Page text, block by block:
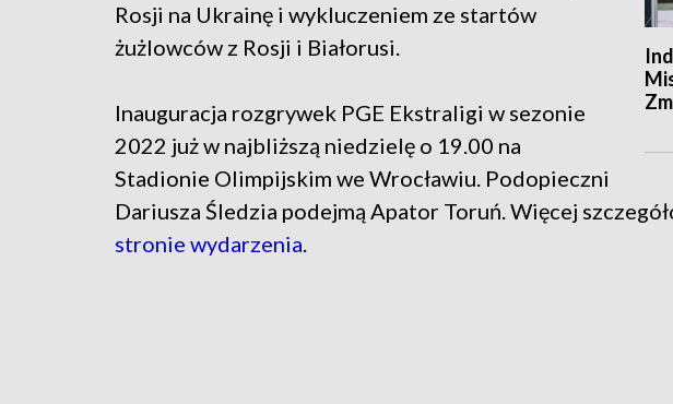
Rosji na Ukrainę i wykluczeniem ze startów
żużlowców z Rosji i Białorusi.
Inauguracja rozgrywek PGE Ekstraligi w sezonie
2022 już w najbliższą niedzielę o 19.00 na
Stadionie Olimpijskim we Wrocławiu. Podopieczni
Dariusza Śledzia podejmą Apator Toruń. Więcej
stronie wydarzenia.